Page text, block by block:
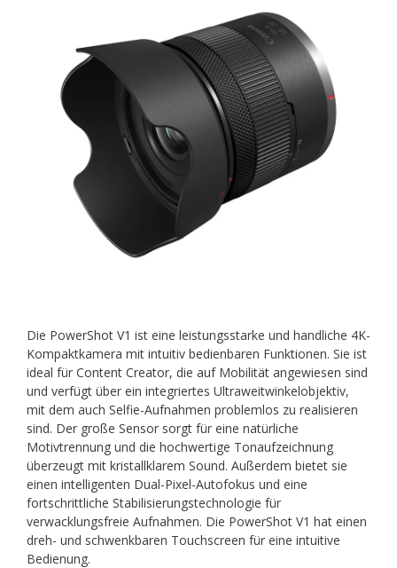
Die PowerShot V1 ist eine leistungsstarke und handliche 4K-
Kompaktkamera mit intuitiv bedienbaren Funktionen. Sie ist
ideal für Content Creator, die auf Mobilität angewiesen sind
und verfügt über ein integriertes Ultraweitwinkelobjektiv,
mit dem auch Selfie-Aufnahmen problemlos zu realisieren
sind. Der große Sensor sorgt für eine natürliche
Motivtrennung und die hochwertige Tonaufzeichnung
überzeugt mit kristallklarem Sound. Außerdem bietet sie
einen intelligenten Dual-Pixel-Autofokus und eine
fortschrittliche Stabilisierungstechnologie für
verwacklungsfreie Aufnahmen. Die PowerShot V1 hat einen
dreh- und schwenkbaren Touchscreen für eine intuitive
Bedienung.